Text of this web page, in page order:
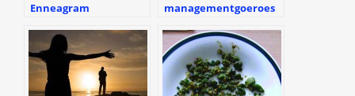
Enneagram
managementgoeroes